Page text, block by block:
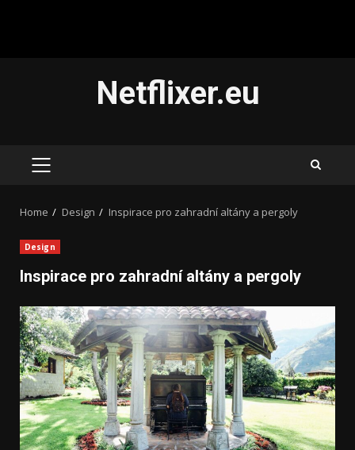
Netflixer.eu
PRIMARY
Home Design Inspirace pro zahradní altány a pergoly
Design
Inspirace pro zahradní altány a pergoly